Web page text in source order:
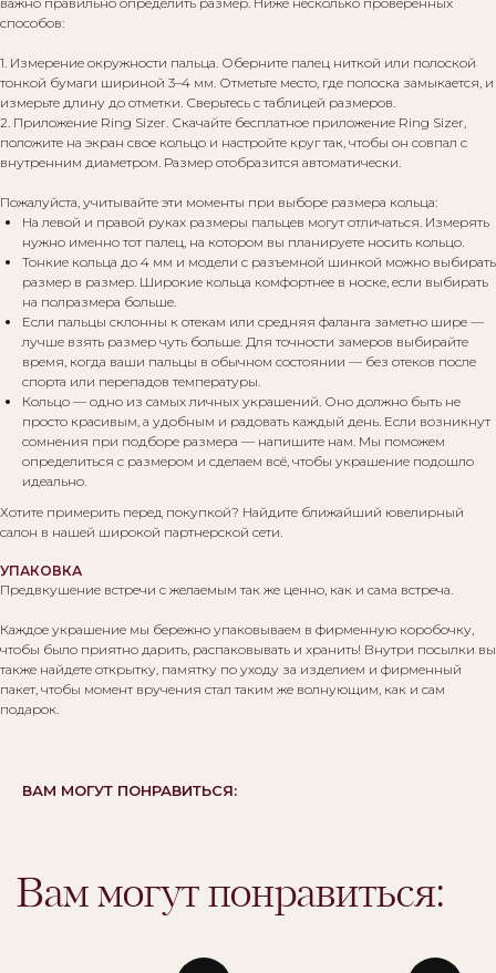
способов:
1. Измерение окружности пальца. Оберните палец ниткой или полоской
тонкой бумаги шириной 3–4 мм. Отметьте место, где полоска замыкается, и
измерьте длину до отметки. Сверьтесь с таблицей размеров.
2. Приложение Ring Sizer. Скачайте бесплатное приложение Ring Sizer,
положите на экран свое кольцо и настройте круг так, чтобы он совпал с
внутренним диаметром. Размер отобразится автоматически.
Пожалуйста, учитывайте эти моменты при выборе размера кольца:
На левой и правой руках размеры пальцев могут отличаться. Измерять
нужно именно тот палец, на котором вы планируете носить кольцо.
Тонкие кольца до 4 мм и модели с разъемной шинкой можно выбирать
размер в размер. Широкие кольца комфортнее в носке, если выбирать
на полразмера больше.
Если пальцы склонны к отекам или средняя фаланга заметно шире —
лучше взять размер чуть больше. Для точности замеров выбирайте
время, когда ваши пальцы в обычном состоянии — без отеков после
спорта или перепадов температуры.
Кольцо — одно из самых личных украшений. Оно должно быть не
просто красивым, а удобным и радовать каждый день. Если возникнут
сомнения при подборе размера — напишите нам. Мы поможем
определиться с размером и сделаем всё, чтобы украшение подошло
идеально.
Хотите примерить перед покупкой? Найдите ближайший ювелирный
салон в нашей широкой партнерской сети.
УПАКОВКА
Предвкушение встречи с желаемым так же ценно, как и сама встреча.
Каждое украшение мы бережно упаковываем в фирменную коробочку,
чтобы было приятно дарить, распаковывать и хранить! Внутри посылки вы
также найдете открытку, памятку по уходу за изделием и фирменный
пакет, чтобы момент вручения стал таким же волнующим, как и сам
подарок.
ВАМ МОГУТ ПОНРАВИТЬСЯ: